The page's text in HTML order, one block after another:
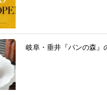
岐阜・垂井『パンの森』